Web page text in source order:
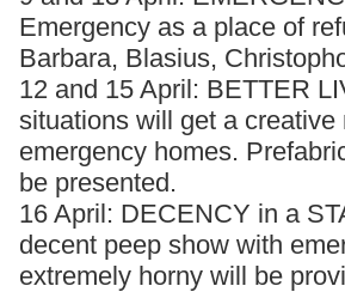
Emergency as a place of
Barbara, Blasius,
12 and 15 April: BETTER
situations will get a
emergency homes.
be presented.
16 April: DECENCY in a
decent peep show with
extremely horny will be